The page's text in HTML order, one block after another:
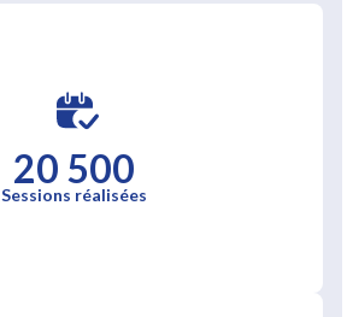
20 500
Sessions réalisées